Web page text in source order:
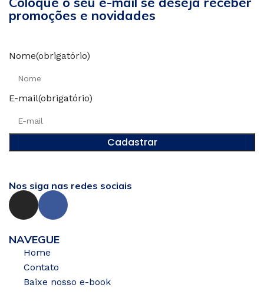
promoções e novidades
Nome(obrigatório)
E-mail(obrigatório)
Nos siga nas redes sociais
NAVEGUE
Home
Contato
Baixe nosso e-book